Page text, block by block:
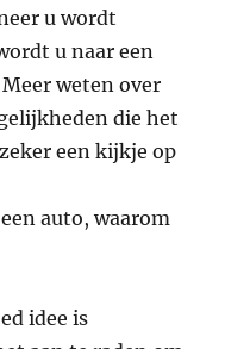
u wordt
u naar een
weten over
die het
een kijkje op
auto, waarom
idee is